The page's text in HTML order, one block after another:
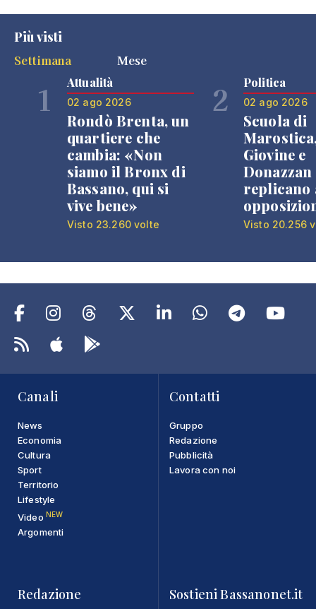
Più visti
Settimana
Mese
1 Attualità
02 ago 2026
Rondò Brenta, un
quartiere che
cambia: «Non
siamo il Bronx di
Bassano, qui si
vive bene»
Visto 23.260 volte
2 Politica
02 ago 2026
Scuola di
Giovine e
Donazzan
replicano
Visto 20.256
Canali
News
Economia
Cultura
Sport
Territorio
Lifestyle
Video NEW
Argomenti
Contatti
Gruppo
Redazione
Pubblicità
Lavora con noi
Redazione Sostieni Bassanonet.it